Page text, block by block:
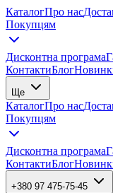
КаталогПро нас
Покупцям
Дисконтна програма
КонтактиБлог
Ще
КаталогПро нас
Покупцям
Дисконтна програма
КонтактиБлог
+380 97 475-75-45